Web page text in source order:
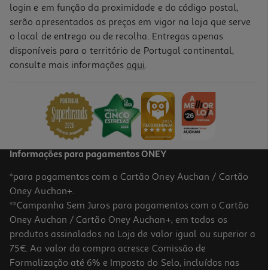
Feno Natural Versele Laga 1kg
login e em função da proximidade e do código postal,
serão apresentados os preços em vigor na loja que serve
o local de entrega ou de recolha. Entregas apenas
disponíveis para o território de Portugal continental,
consulte mais informações aqui.
Informações para pagamentos ONEY
*para pagamentos com o Cartão Oney Auchan / Cartão
Oney Auchan+.
**Campanha Sem Juros para pagamentos com o Cartão
Oney Auchan / Cartão Oney Auchan+, em todos os
produtos assinalados na Loja de valor igual ou superior a
75€. Ao valor da compra acresce Comissão de
Formalização até 6% e Imposto do Selo, incluídos nas